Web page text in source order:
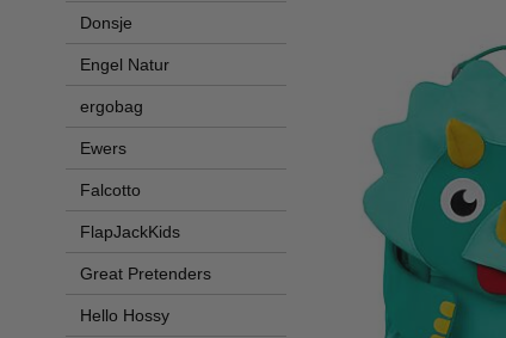
Donsje
Engel Natur
ergobag
Ewers
Falcotto
FlapJackKids
Great Pretenders
Hello Hossy